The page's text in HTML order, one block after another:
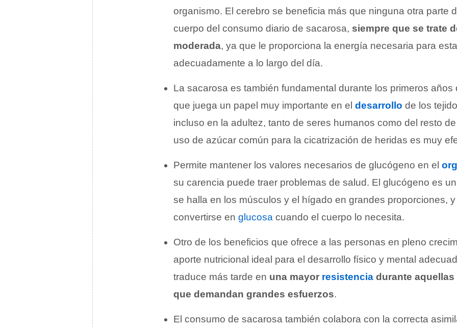
organismo. El cerebro se beneficia más que ninguna otra parte
cuerpo del consumo diario de sacarosa, siempre que se trate
moderada, ya que le proporciona la energía necesaria para
adecuadamente a lo largo del día.
La sacarosa es también fundamental durante los primeros años
que juega un papel muy importante en el desarrollo de los
incluso en la adultez, tanto de seres humanos como del resto
uso de azúcar común para la cicatrización de heridas es muy
Permite mantener los valores necesarios de glucógeno en el
su carencia puede traer problemas de salud. El glucógeno es
se halla en los músculos y el hígado en grandes proporciones,
convertirse en glucosa cuando el cuerpo lo necesita.
Otro de los beneficios que ofrece a las personas en pleno
aporte nutricional ideal para el desarrollo físico y mental
traduce más tarde en una mayor resistencia durante
que demandan grandes esfuerzos.
El consumo de sacarosa también colabora con la correcta